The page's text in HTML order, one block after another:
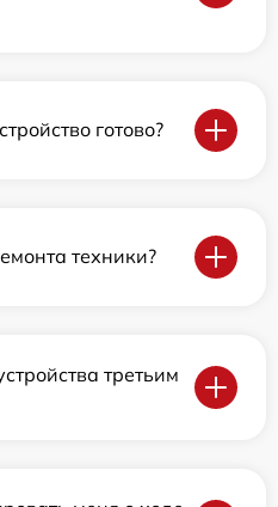
готово?
техники?
третьим